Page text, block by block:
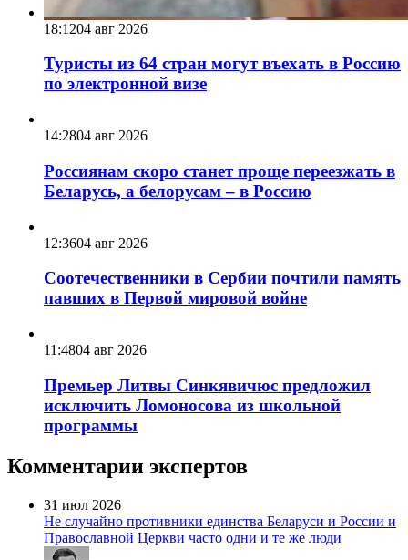
18:1204 авг 2026
Туристы из 64 стран могут въехать в Россию
по электронной визе
14:2804 авг 2026
Россиянам скоро станет проще переезжать в
Беларусь, а белорусам – в Россию
12:3604 авг 2026
Соотечественники в Сербии почтили память
павших в Первой мировой войне
11:4804 авг 2026
Премьер Литвы Синкявичюс предложил
исключить Ломоносова из школьной
программы
Комментарии экспертов
31 июл 2026
Не случайно противники единства Беларуси и России и
Православной Церкви часто одни и те же люди